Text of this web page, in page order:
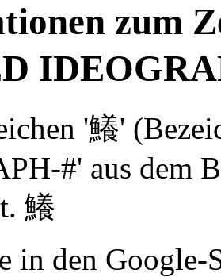
zum
'鱶'
#' aus dem
鱶
in den Google-